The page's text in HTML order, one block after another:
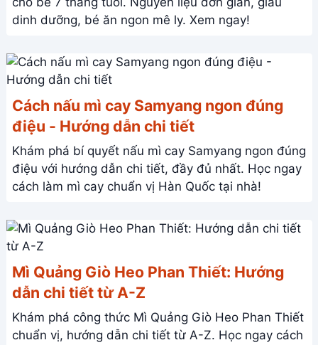
dinh dưỡng, bé ăn ngon mê ly. Xem ngay!
Cách nấu mì cay Samyang ngon đúng
điệu - Hướng dẫn chi tiết
Khám phá bí quyết nấu mì cay Samyang ngon đúng
điệu với hướng dẫn chi tiết, đầy đủ nhất. Học ngay
cách làm mì cay chuẩn vị Hàn Quốc tại nhà!
Mì Quảng Giò Heo Phan Thiết: Hướng
dẫn chi tiết từ A-Z
Khám phá công thức Mì Quảng Giò Heo Phan Thiết
chuẩn vị, hướng dẫn chi tiết từ A-Z. Học ngay cách